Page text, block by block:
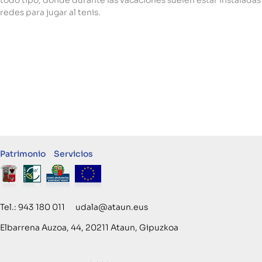
redes para jugar al tenis.
Patrimonio Servicios
Tel.: 943 180 011 udala@ataun.eus
Elbarrena Auzoa, 44, 20211 Ataun, Gipuzkoa